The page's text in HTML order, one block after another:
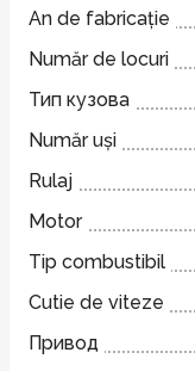
An de fabricație
Număr de locuri
Тип кузова
Număr uși
Rulaj
Motor
Tip combustibil
Cutie de viteze
Привод